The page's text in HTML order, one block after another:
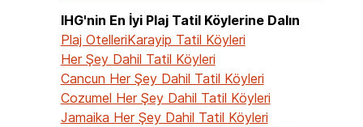
IHG'nin En İyi Plaj Tatil Köylerine Dalın
Plaj OtelleriKarayip Tatil Köyleri
Her Şey Dahil Tatil Köyleri
Cancun Her Şey Dahil Tatil Köyleri
Cozumel Her Şey Dahil Tatil Köyleri
Jamaika Her Şey Dahil Tatil Köyleri